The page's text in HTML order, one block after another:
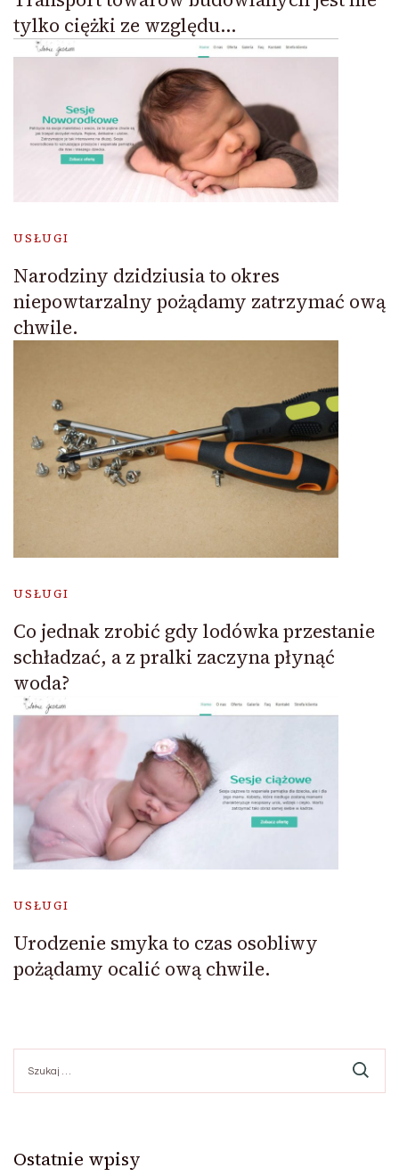
tylko ciężki ze względu…
USŁUGI
Narodziny dzidziusia to okres
niepowtarzalny pożądamy zatrzymać ową
chwile.
USŁUGI
Co jednak zrobić gdy lodówka przestanie
schładzać, a z pralki zaczyna płynąć
woda?
USŁUGI
Urodzenie smyka to czas osobliwy
pożądamy ocalić ową chwile.
Ostatnie wpisy